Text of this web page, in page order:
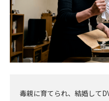
毒親に育てられ、結婚して